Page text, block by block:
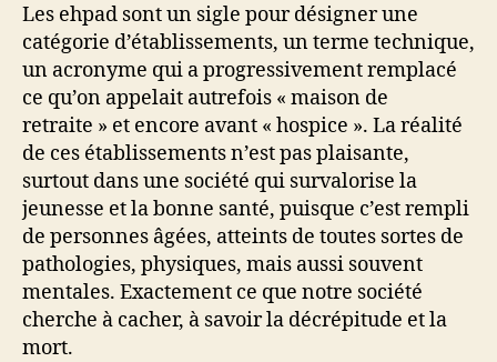
Les ehpad sont un sigle pour désigner une
catégorie d’établissements, un terme technique,
un acronyme qui a progressivement remplacé
ce qu’on appelait autrefois « maison de
retraite » et encore avant « hospice ». La réalité
de ces établissements n’est pas plaisante,
surtout dans une société qui survalorise la
jeunesse et la bonne santé, puisque c’est rempli
de personnes âgées, atteints de toutes sortes de
pathologies, physiques, mais aussi souvent
mentales. Exactement ce que notre société
cherche à cacher, à savoir la décrépitude et la
mort.